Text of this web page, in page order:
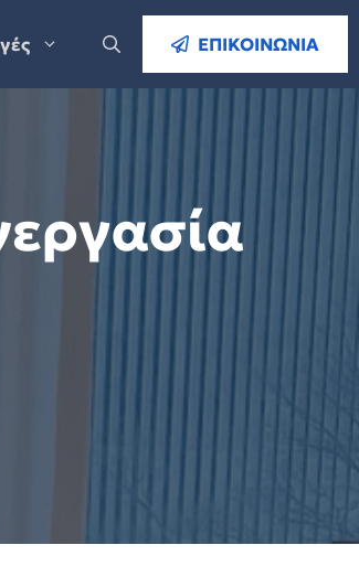
ΕΠΙΚΟΙΝΩΝΙΑ